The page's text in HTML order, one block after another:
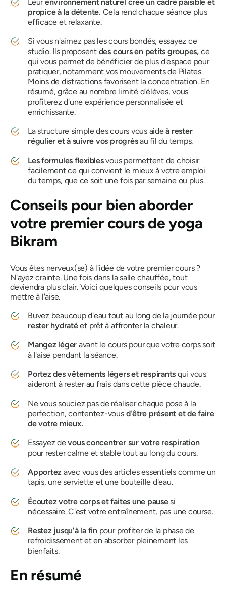
propice à la détente. Cela rend chaque séance plus
efficace et relaxante.
Si vous n'aimez pas les cours bondés, essayez ce
studio. Ils proposent des cours en petits groupes, ce
qui vous permet de bénéficier de plus d'espace pour
pratiquer, notamment vos mouvements de Pilates.
Moins de distractions favorisent la concentration. En
résumé, grâce au nombre limité d'élèves, vous
profiterez d'une expérience personnalisée et
enrichissante.
La structure simple des cours vous aideà rester
régulier et à suivre vos progrèsau fil du temps.
Les formules flexiblesvous permettent de choisir
facilement ce qui convient le mieux à votre emploi
du temps, que ce soit une fois par semaine ou plus.
Conseils pour bien aborder
votre premier cours de yoga
Bikram
Vous êtes nerveux(se) à l'idée de votre premier cours ?
N'ayez crainte. Une fois dans la salle chauffée, tout
deviendra plus clair. Voici quelques conseils pour vous
mettre à l'aise.
Buvez beaucoup d'eau tout au long de la journée pour
rester hydratéet prêt à affronter la chaleur.
Mangez léger avant le cours pour que votre corps soit
à l'aise pendant la séance.
Portez des vêtements légers et respirants qui vous
aideront à rester au frais dans cette pièce chaude.
Ne vous souciez pas de réaliser chaque pose à la
perfection, contentez-vousd'être présent et de faire
de votre mieux.
Essayez devous concentrer sur votre respiration
pour rester calme et stable tout au long du cours.
Apportez avec vous des articles essentiels comme un
tapis, une serviette et une bouteille d'eau.
Écoutez votre corps et faites une pausesi
nécessaire. C'est votre entraînement, pas une course.
Restez jusqu'à la finpour profiter de la phase de
refroidissement et en absorber pleinement les
bienfaits.
En résumé